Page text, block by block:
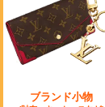
ブランド小物